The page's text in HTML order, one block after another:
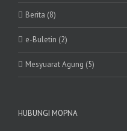
Berita (8)
e-Buletin (2)
Mesyuarat Agung (5)
HUBUNGI MOPNA